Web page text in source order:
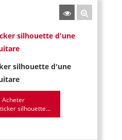
silhouette d'une
Acheter
silhouette...